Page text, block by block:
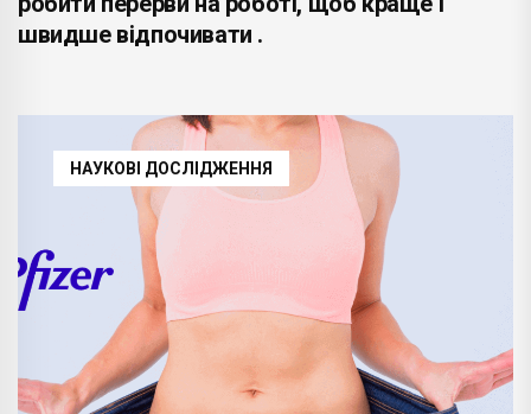
швидше відпочивати .
НАУКОВІ ДОСЛІДЖЕННЯ